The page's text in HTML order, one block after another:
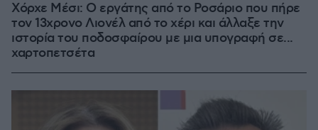
Χόρχε Μέσι: Ο εργάτης από το Ροσάριο που πήρε
τον 13χρονο Λιονέλ από το χέρι και άλλαξε την
ιστορία του ποδοσφαίρου με μια υπογραφή σε...
χαρτοπετσέτα